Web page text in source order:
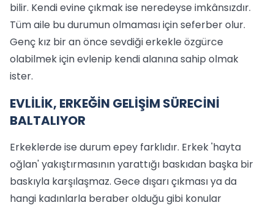
bilir. Kendi evine çıkmak ise neredeyse imkânsızdır.
Tüm aile bu durumun olmaması için seferber olur.
Genç kız bir an önce sevdiği erkekle özgürce
olabilmek için evlenip kendi alanına sahip olmak
ister.
EVLİLİK, ERKEĞİN GELİŞİM SÜRECİNİ
BALTALIYOR
Erkeklerde ise durum epey farklıdır. Erkek 'hayta
oğlan' yakıştırmasının yarattığı baskıdan başka bir
baskıyla karşılaşmaz. Gece dışarı çıkması ya da
hangi kadınlarla beraber olduğu gibi konular